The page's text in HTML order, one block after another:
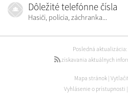
Dôležité telefónne čísla
Hasiči, polícia, záchranka...
Posledná aktualizácia:
získavania aktuálnych
Mapa stránok |
Vyhlásenie o prístupnosti |